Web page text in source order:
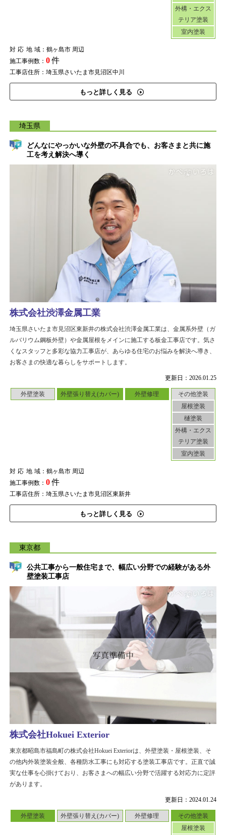
外構・エクス
テリア塗装
室内塗装
対応地域：鶴ヶ島市 周辺
施工事例数： 0件
工事店住所：埼玉県さいたま市見沼区中川
もっと詳しく見る
埼玉県
どんなにやっかいな外壁の不具合でも、お客さまと共に施
工を考え解決へ導く
更新日：2026.01.25
外壁塗装 外壁張り替え(カバー) 外壁修理
その他塗装
屋根塗装
樋塗装
外構・エクス
テリア塗装
室内塗装
対応地域：鶴ヶ島市 周辺
施工事例数： 0件
工事店住所：埼玉県さいたま市見沼区東新井
もっと詳しく見る
株式会社渋澤金属工業
埼玉県さいたま市見沼区東新井の株式会社渋澤金属工業は、金属系外壁（ガ
ルバリウム鋼板外壁）や金属屋根をメインに施工する板金工事店です。気さ
くなスタッフと多彩な協力工事店が、あらゆる住宅のお悩みを解決へ導き、
お客さまの快適な暮らしをサポートします。
東京都
公共工事から一般住宅まで、幅広い分野での経験がある外
壁塗装工事店
更新日：2024.01.24
外壁塗装 外壁張り替え(カバー) 外壁修理
その他塗装
屋根塗装
株式会社Hokuei Exterior
東京都昭島市福島町の株式会社Hokuei Exteriorは、外壁塗装・屋根塗装、そ
の他内外装塗装全般、各種防水工事にも対応する塗装工事店です。正直で誠
実な仕事を心掛けており、お客さまへの幅広い分野で活躍する対応力に定評
があります。